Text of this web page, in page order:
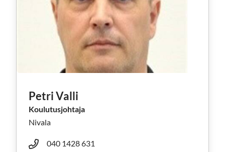
Petri Valli
Koulutusjohtaja
Nivala
040 1428 631